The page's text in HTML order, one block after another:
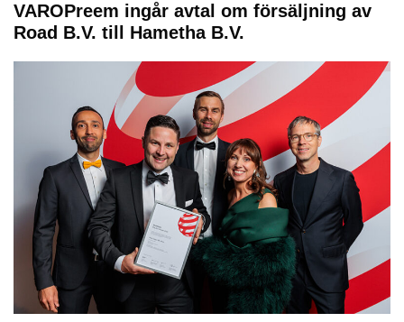
VAROPreem ingår avtal om försäljning av
Road B.V. till Hametha B.V.